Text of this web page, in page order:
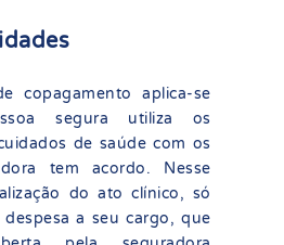
copagamento aplica-se
segura utiliza os
de saúde com os
tem acordo. Nesse
do ato clínico, só
a seu cargo, que